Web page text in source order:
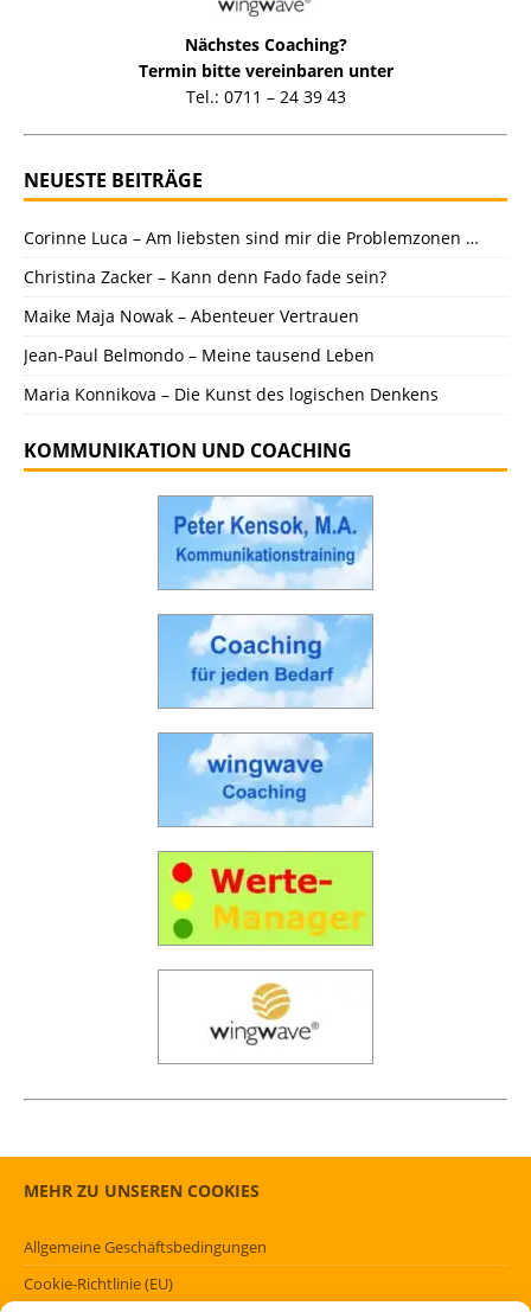
Nächstes Coaching?
Termin bitte vereinbaren unter
Tel.: 0711 – 24 39 43
NEUESTE BEITRÄGE
Corinne Luca – Am liebsten sind mir die Problemzonen …
Christina Zacker – Kann denn Fado fade sein?
Maike Maja Nowak – Abenteuer Vertrauen
Jean-Paul Belmondo – Meine tausend Leben
Maria Konnikova – Die Kunst des logischen Denkens
KOMMUNIKATION UND COACHING
MEHR ZU UNSEREN COOKIES
Allgemeine Geschäftsbedingungen
Cookie-Richtlinie (EU)